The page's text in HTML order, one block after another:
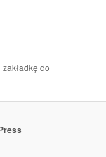
zakładkę do